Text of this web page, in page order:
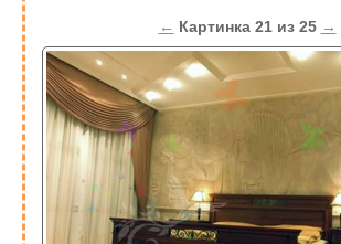
← Картинка 21 из 25 →